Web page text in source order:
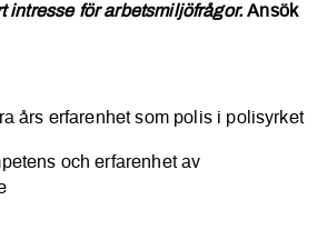
intresse för arbetsmiljöfrågor. Ansök
års erfarenhet som polis i polisyrket
och erfarenhet av